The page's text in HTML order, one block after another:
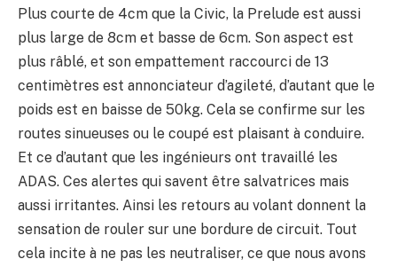
Plus courte de 4cm que la Civic, la Prelude est aussi
plus large de 8cm et basse de 6cm. Son aspect est
plus râblé, et son empattement raccourci de 13
centimètres est annonciateur d’agileté, d’autant que le
poids est en baisse de 50kg. Cela se confirme sur les
routes sinueuses ou le coupé est plaisant à conduire.
Et ce d’autant que les ingénieurs ont travaillé les
ADAS. Ces alertes qui savent être salvatrices mais
aussi irritantes. Ainsi les retours au volant donnent la
sensation de rouler sur une bordure de circuit. Tout
cela incite à ne pas les neutraliser, ce que nous avons